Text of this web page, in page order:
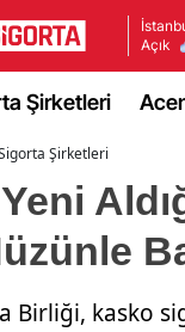
Açık
Şirketleri
Şirketleri
Birliği, kasko